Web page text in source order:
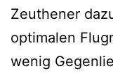
Zeuthener
optimalen
wenig